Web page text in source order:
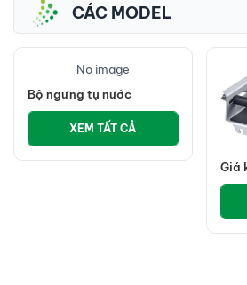
CÁC MODEL
No image
Bộ ngưng tụ nước
XEM TẤT CẢ
Giá